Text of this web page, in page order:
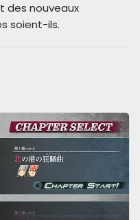
des nouveaux
soient-ils.